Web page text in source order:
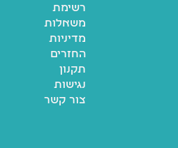
רשימת
משאלות
מדיניות
החזרים
תקנון
נגישות
צור קשר